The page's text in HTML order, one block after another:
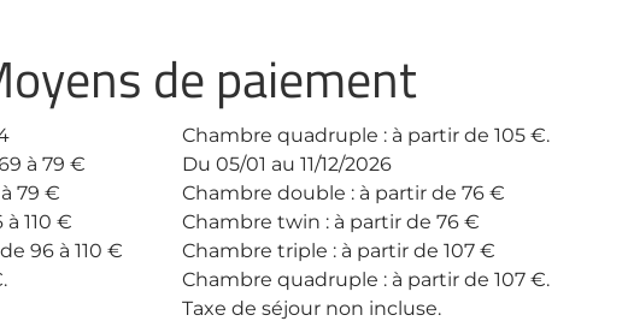
de paiement
à 79 €
79 €
110 €
96 à 110 €
Chambre quadruple : à partir de 105 €.
Du 05/01 au 11/12/2026
Chambre double : à partir de 76 €
Chambre twin : à partir de 76 €
Chambre triple : à partir de 107 €
Chambre quadruple : à partir de 107 €.
Taxe de séjour non incluse.